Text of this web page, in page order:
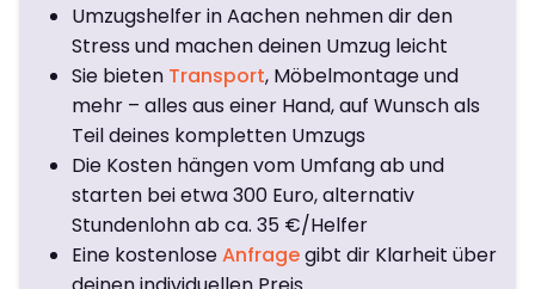
Umzugshelfer in Aachen nehmen dir den
Stress und machen deinen Umzug leicht
Sie bieten Transport, Möbelmontage und
mehr – alles aus einer Hand, auf Wunsch als
Teil deines kompletten Umzugs
Die Kosten hängen vom Umfang ab und
starten bei etwa 300 Euro, alternativ
Stundenlohn ab ca. 35 €/Helfer
Eine kostenloseAnfragegibt dir Klarheit über